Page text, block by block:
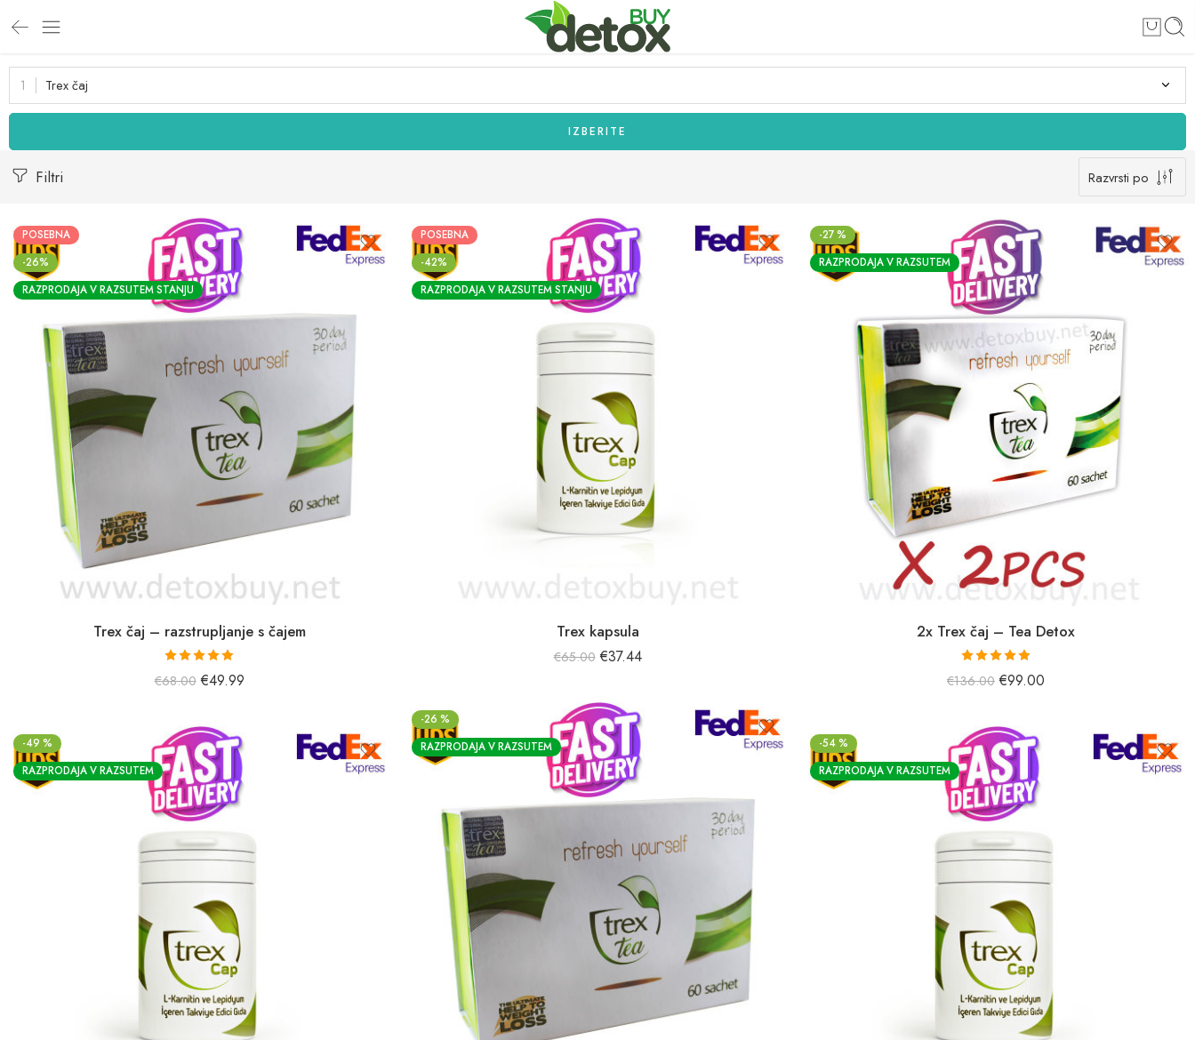
Trex čaj
IZBERITE
Filtri Razvrsti po
POSEBNA
-26%
RAZPRODAJA V RAZSUTEM STANJU
Trex čaj – razstrupljanje s čajem
Prejel je
€68.00 €49.99
POSEBNA
-42%
RAZPRODAJA V RAZSUTEM STANJU
Trex kapsula
€65.00 €37.44
-27 %
RAZPRODAJA V RAZSUTEM
2x Trex čaj – Tea Detox
Prejel je
€136.00 €99.00
-26 %
RAZPRODAJA V RAZSUTEM
-49 %
RAZPRODAJA V RAZSUTEM
-54 %
RAZPRODAJA V RAZSUTEM